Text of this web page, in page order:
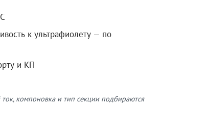
к ультрафиолету — по
и КП
компоновка и тип секции подбираются